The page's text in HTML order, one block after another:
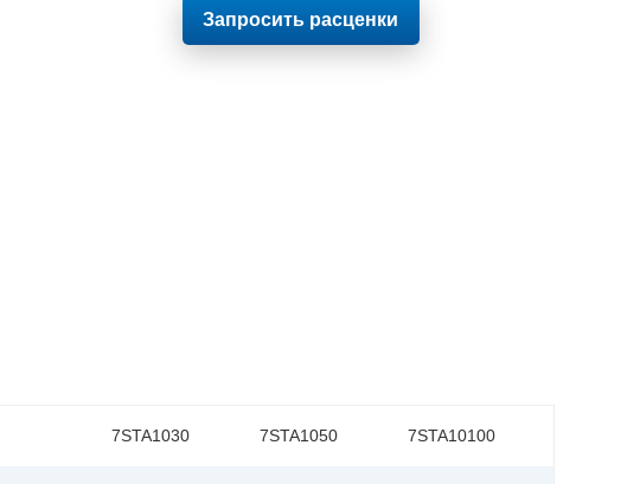
Запросить расценки
7STA1030 7STA1050 7STA10100